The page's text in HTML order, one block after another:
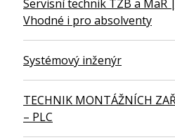
Servisní technik TZB a MaR |
Vhodné i pro absolventy
Systémový inženýr
TECHNIK MONTÁŽNÍCH
– PLC